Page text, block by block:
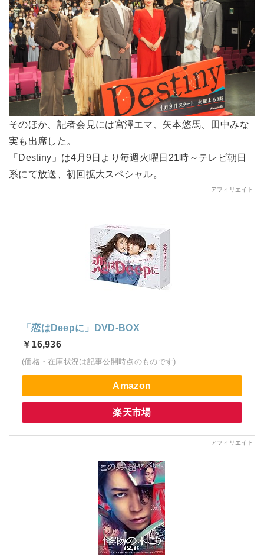
そのほか、記者会見には宮澤エマ、矢本悠馬、田中みな
実も出席した。
「Destiny」は4月9日より毎週火曜日21時～テレビ朝日
系にて放送、初回拡大スペシャル。
「恋はDeepに」DVD-BOX
￥16,936
(価格・在庫状況は記事公開時点のものです)
Amazon
楽天市場